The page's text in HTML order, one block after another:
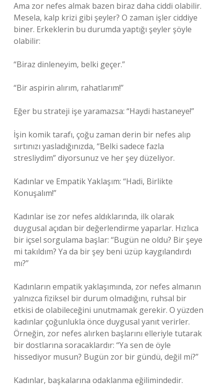
Ama zor nefes almak bazen biraz daha ciddi olabilir.
Mesela, kalp krizi gibi şeyler? O zaman işler ciddiye
biner. Erkeklerin bu durumda yaptığı şeyler şöyle
olabilir:
“Biraz dinleneyim, belki geçer.”
“Bir aspirin alırım, rahatlarım!”
Eğer bu strateji işe yaramazsa: “Haydi hastaneye!”
İşin komik tarafı, çoğu zaman derin bir nefes alıp
sırtınızı yasladığınızda, “Belki sadece fazla
stresliydim” diyorsunuz ve her şey düzeliyor.
Kadınlar ve Empatik Yaklaşım: “Hadi, Birlikte
Konuşalım!”
Kadınlar ise zor nefes aldıklarında, ilk olarak
duygusal açıdan bir değerlendirme yaparlar. Hızlıca
bir içsel sorgulama başlar: “Bugün ne oldu? Bir şeye
mi takıldım? Ya da bir şey beni üzüp kaygılandırdı
mı?”
Kadınların empatik yaklaşımında, zor nefes almanın
yalnızca fiziksel bir durum olmadığını, ruhsal bir
etkisi de olabileceğini unutmamak gerekir. O yüzden
kadınlar çoğunlukla önce duygusal yanıt verirler.
Örneğin, zor nefes alırken başlarını elleriyle tutarak
bir dostlarına soracaklardır: “Ya sen de öyle
hissediyor musun? Bugün zor bir gündü, değil mi?”
Kadınlar, başkalarına odaklanma eğilimindedir.